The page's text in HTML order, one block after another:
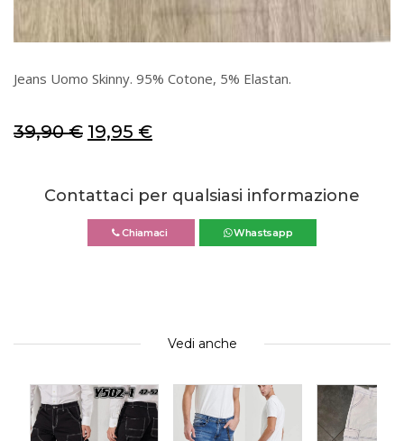
Jeans Uomo Skinny. 95% Cotone, 5% Elastan.
39,90€ 19,95 €
Contattaci per qualsiasi informazione
Chiamaci Whastsapp
Vedi anche